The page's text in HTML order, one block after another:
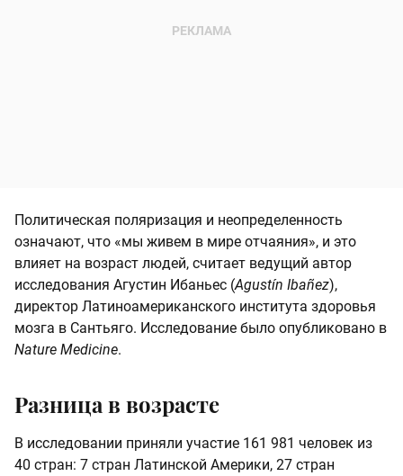
Политическая поляризация и неопределенность
означают, что «мы живем в мире отчаяния», и это
влияет на возраст людей, считает ведущий автор
исследования Агустин Ибаньес (Agustín Ibañez),
директор Латиноамериканского института здоровья
мозга в Сантьяго. Исследование было опубликовано в
Nature Medicine.
Разница в возрасте
В исследовании приняли участие 161 981 человек из
40 стран: 7 стран Латинской Америки, 27 стран